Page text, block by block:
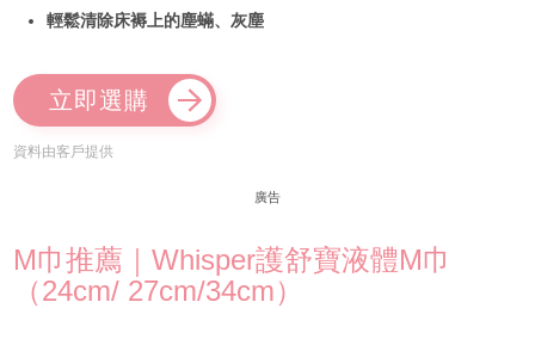
輕鬆清除床褥上的塵蟎、灰塵
立即選購
資料由客戶提供
廣告
M巾推薦｜Whisper護舒寶液體M巾
（24cm/ 27cm/34cm）